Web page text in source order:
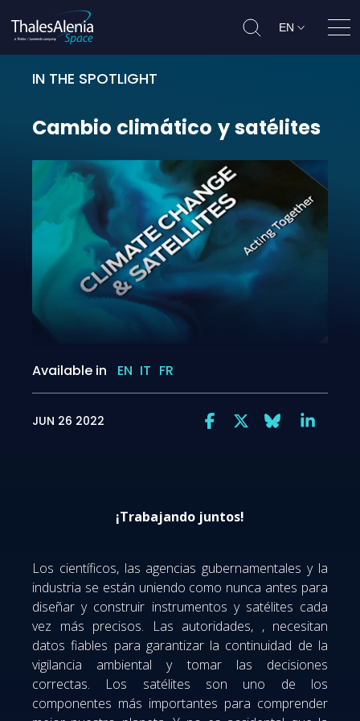
EN
IN THE SPOTLIGHT
Cambio climático y satélites
Cambio climático ysatélites
Available in EN IT FR
JUN 26 2022
¡Trabajando juntos!
Los científicos, las agencias gubernamentales y la
industria se están uniendo como nunca antes para
diseñar y construir instrumentos y satélites cada
vez más precisos.
Las autoridades, , necesitan
datos fiables para garantizar la continuidad de la
vigilancia ambiental y tomar las decisiones
correctas.
Los satélites son uno de los
componentes más importantes para comprender